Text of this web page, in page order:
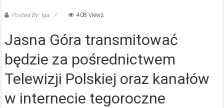
Posted By: Iga 408 Views
Jasna Góra transmitować
będzie za pośrednictwem
Telewizji Polskiej oraz kanałów
w internecie tegoroczne